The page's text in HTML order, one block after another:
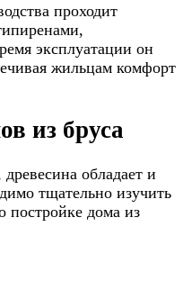
проходит
эксплуатации он
жильцам комфорт
из бруса
обладает и
тщательно изучить
постройке дома из